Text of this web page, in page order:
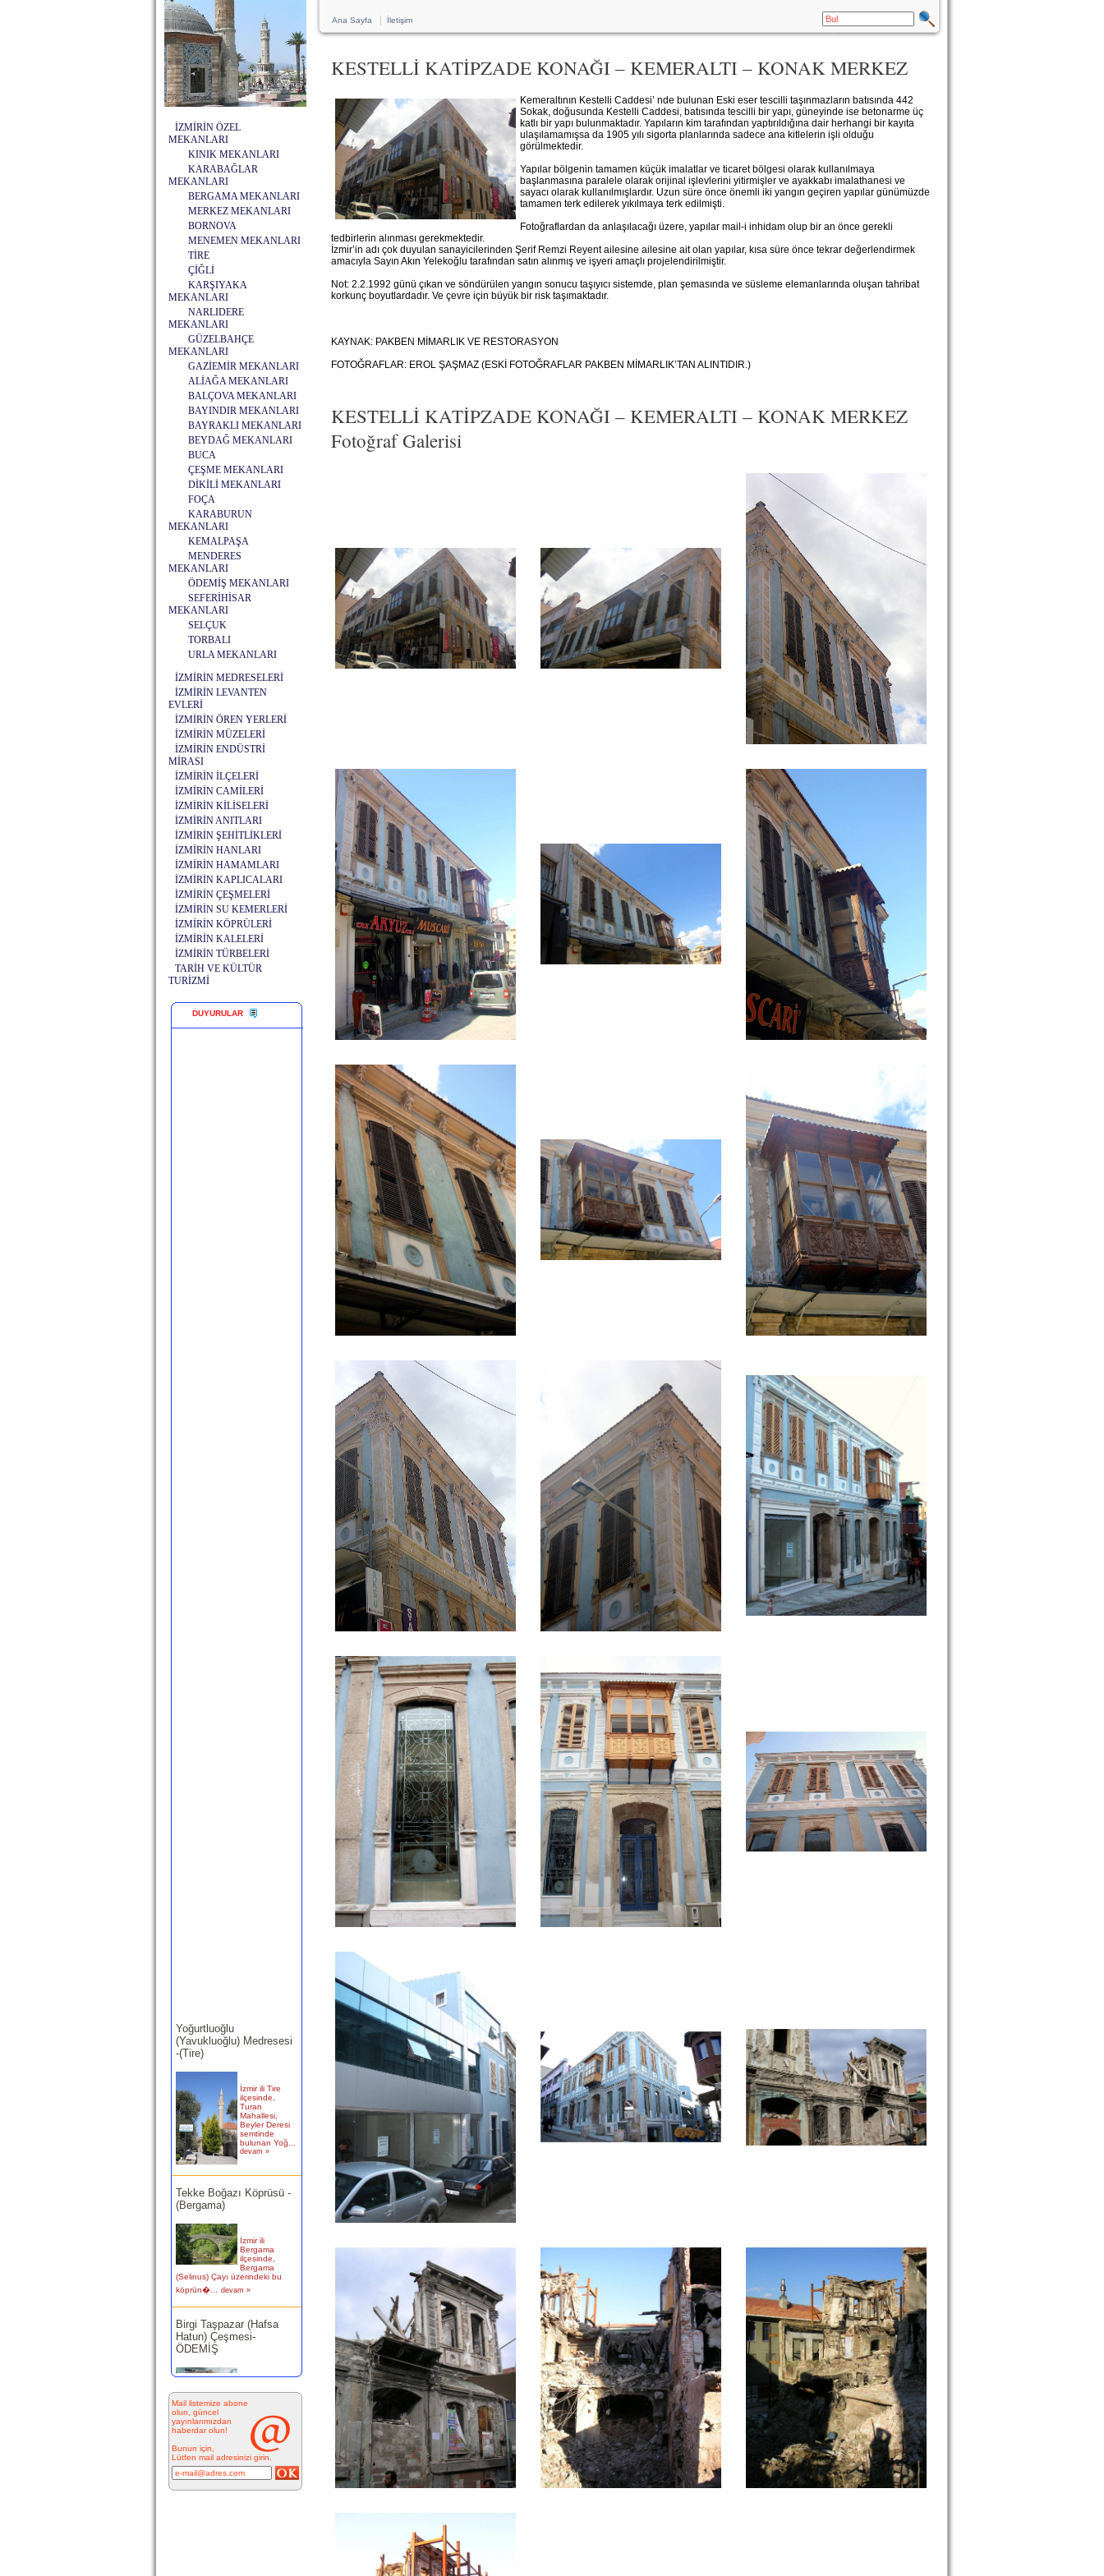
İZMİRİN ÖZEL
MEKANLARI
KINIK MEKANLARI
KARABAĞLAR
MEKANLARI
BERGAMA MEKANLARI
MERKEZ MEKANLARI
BORNOVA
MENEMEN MEKANLARI
TİRE
ÇİĞLİ
KARŞIYAKA
MEKANLARI
NARLIDERE
MEKANLARI
GÜZELBAHÇE
MEKANLARI
GAZİEMİR MEKANLARI
ALİAĞA MEKANLARI
BALÇOVA MEKANLARI
BAYINDIR MEKANLARI
BAYRAKLI MEKANLARI
BEYDAĞ MEKANLARI
BUCA
ÇEŞME MEKANLARI
DİKİLİ MEKANLARI
FOÇA
KARABURUN
MEKANLARI
KEMALPAŞA
MENDERES
MEKANLARI
ÖDEMİŞ MEKANLARI
SEFERİHİSAR
MEKANLARI
SELÇUK
TORBALI
URLA MEKANLARI
İZMİRİN MEDRESELERİ
İZMİRİN LEVANTEN
EVLERİ
İZMİRİN ÖREN YERLERİ
İZMİRİN MÜZELERİ
İZMİRİN ENDÜSTRİ
MİRASI
İZMİRİN İLÇELERİ
İZMİRİN CAMİLERİ
İZMİRİN KİLİSELERİ
İZMİRİN ANITLARI
İZMİRİN ŞEHİTLİKLERİ
İZMİRİN HANLARI
İZMİRİN HAMAMLARI
İZMİRİN KAPLICALARI
İZMİRİN ÇEŞMELERİ
İZMİRİN SU KEMERLERİ
İZMİRİN KÖPRÜLERİ
İZMİRİN KALELERİ
İZMİRİN TÜRBELERİ
TARİH VE KÜLTÜR
TURİZMİ
DUYURULAR
-(Tire)
Turan
Mahallesi,
Beyler Deresi
semtinde
bulunan Yoğ...
devam »
ilçesinde,
Bergama
(Selinus) Çayı üzerindeki bu
köprün�... devam »
ÖDEMİŞ
Camikebir
parselde...
Kitabesiz Çeşmeler 4-
ÇEŞME
Resimde
Mail listemize abone
olun, güncel
yayınlarımızdan
haberdar olun!
Bunun için,
Lütfen mail adresinizi girin.
Ana Sayfa İletişim
KESTELLİ KATİPZADE KONAĞI – KEMERALTI – KONAK MERKEZ
Kemeraltının Kestelli Caddesi’ nde bulunan Eski eser tescilli taşınmazların batısında 442
Sokak, doğusunda Kestelli Caddesi, batısında tescilli bir yapı, güneyinde ise betonarme üç
katlı bir yapı bulunmaktadır. Yapıların kim tarafından yaptırıldığına dair herhangi bir kayıta
ulaşılamamışsa da 1905 yılı sigorta planlarında sadece ana kitlelerin işli olduğu
görülmektedir.
Yapılar bölgenin tamamen küçük imalatlar ve ticaret bölgesi olarak kullanılmaya
başlanmasına paralele olarak orijinal işlevlerini yitirmişler ve ayakkabı imalathanesi ve
sayacı olarak kullanılmışlardır. Uzun süre önce önemli iki yangın geçiren yapılar günümüzde
tamamen terk edilerek yıkılmaya terk edilmişti.
Fotoğraflardan da anlaşılacağı üzere, yapılar mail-i inhidam olup bir an önce gerekli
tedbirlerin alınması gerekmektedir.
İzmir’in adı çok duyulan sanayicilerinden Şerif Remzi Reyent ailesine ailesine ait olan yapılar, kısa süre önce tekrar değerlendirmek
amacıyla Sayın Akın Yelekoğlu tarafından satın alınmış ve işyeri amaçlı projelendirilmiştir.
Not: 2.2.1992 günü çıkan ve söndürülen yangın sonucu taşıyıcı sistemde, plan şemasında ve süsleme elemanlarında oluşan tahribat
korkunç boyutlardadır. Ve çevre için büyük bir risk taşımaktadır.
KAYNAK: PAKBEN MİMARLIK VE RESTORASYON
FOTOĞRAFLAR: EROL ŞAŞMAZ (ESKİ FOTOĞRAFLAR PAKBEN MİMARLIK’TAN ALINTIDIR.)
KESTELLİ KATİPZADE KONAĞI – KEMERALTI – KONAK MERKEZ
Fotoğraf Galerisi